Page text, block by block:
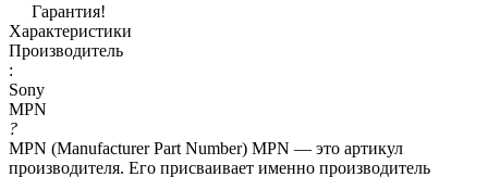
Гарантия!
Характеристики
Производитель
:
Sony
MPN
?
MPN (Manufacturer Part Number) MPN — это артикул
производителя. Его присваивает именно производитель